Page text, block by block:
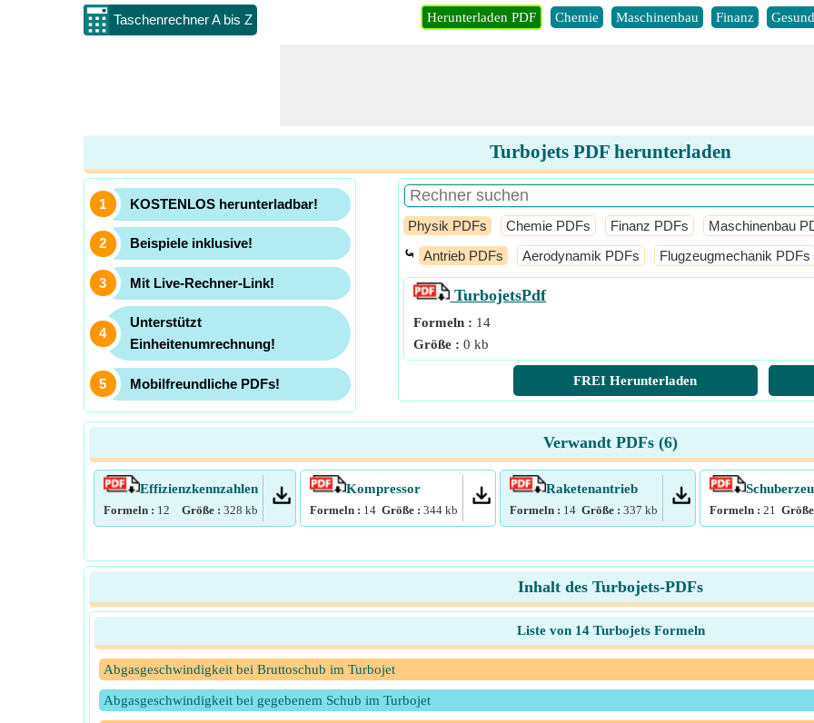
Taschenrechner A bis Z Herunterladen PDF Chemie Maschinenbau Finanz
Turbojets PDF herunterladen
KOSTENLOS herunterladbar!
Beispiele inklusive!
Mit Live-Rechner-Link!
Unterstützt
Einheitenumrechnung!
Mobilfreundliche PDFs!
Physik PDFs Chemie PDFs Finanz PDFs Maschinenbau
⤿ Antrieb PDFs Aerodynamik PDFs Flugzeugmechanik PDFs
TurbojetsPdf
Formeln : 14
Größe :0 kb
FREI Herunterladen
Verwandt PDFs (6)
Effizienzkennzahlen
Formeln : 12 Größe : 328 kb
Kompressor
Formeln : 14 Größe : 344 kb
Raketenantrieb
Formeln : 14 Größe : 337 kb Formeln : 21
Inhalt des Turbojets-PDFs
Liste von 14 Turbojets Formeln
Abgasgeschwindigkeit bei Bruttoschub im Turbojet
Abgasgeschwindigkeit bei gegebenem Schub im Turbojet